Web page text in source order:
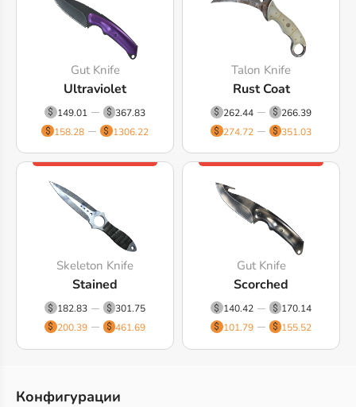
Gut Knife
Ultraviolet
149.01
367.83
158.28
1306.22
Talon Knife
Rust Coat
262.44
266.39
274.72
351.03
Skeleton Knife
Stained
182.83
301.75
200.39
461.69
Gut Knife
Scorched
140.42
170.14
101.79
155.52
Конфигурации